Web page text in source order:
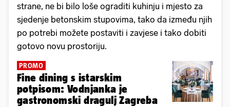
strane, ne bi bilo loše ograditi kuhinju i mjesto za
sjedenje betonskim stupovima, tako da između njih
po potrebi možete postaviti i zavjese i tako dobiti
gotovo novu prostoriju.
PROMO
Fine dining s istarskim
potpisom: Vodnjanka je
gastronomski dragulj Zagreba